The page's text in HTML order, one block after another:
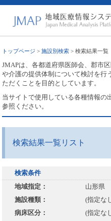
トップページ >施設別検索 > 検索結果一覧
JMAPは、各都道府県医師会、郡市
や介護の提供体制について検討を行
ただくことを目的としています。
当サイトで使用している各種情報の
参照ください。
検索結果一覧リスト
検索条件
地域指定：
山形県
施設種類：
(指定な
病床区分：
(指定な